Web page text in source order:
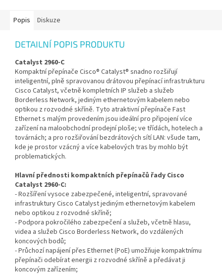
Popis Diskuze
DETAILNÍ POPIS PRODUKTU
Catalyst 2960-C
Kompaktní přepínače Cisco® Catalyst® snadno rozšiřují
inteligentní, plně spravovanou drátovou přepínací infrastrukturu
Cisco Catalyst, včetně kompletních IP služeb a služeb
Borderless Network, jediným ethernetovým kabelem nebo
optikou z rozvodné skříně. Tyto atraktivní přepínače Fast
Ethernet s malým provedením jsou ideální pro připojení více
zařízení na maloobchodní prodejní ploše; ve třídách, hotelech a
továrnách; a pro rozšiřování bezdrátových sítí LAN: všude tam,
kde je prostor vzácný a více kabelových tras by mohlo být
problematických.
Hlavní přednosti kompaktních přepínačů řady Cisco
Catalyst 2960-C:
- Rozšíření vysoce zabezpečené, inteligentní, spravované
infrastruktury Cisco Catalyst jediným ethernetovým kabelem
nebo optikou z rozvodné skříně;
- Podpora pokročilého zabezpečení a služeb, včetně hlasu,
videa a služeb Cisco Borderless Network, do vzdálených
koncových bodů;
- Průchozí napájení přes Ethernet (PoE) umožňuje kompaktnímu
přepínači odebírat energii z rozvodné skříně a předávat ji
koncovým zařízením;